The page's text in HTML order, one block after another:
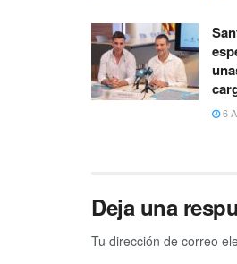
6
Deja una
Tu dirección de correo